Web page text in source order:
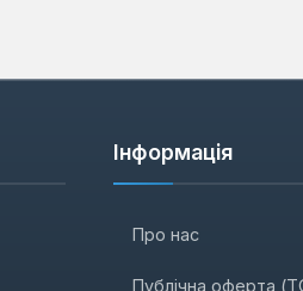
Інформація
Про нас
Публічна оферта